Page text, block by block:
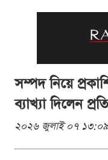
সম্পদ নিয়ে
ব্যাখ্যা দিলেন
২০২৬ জুলাই ০৭